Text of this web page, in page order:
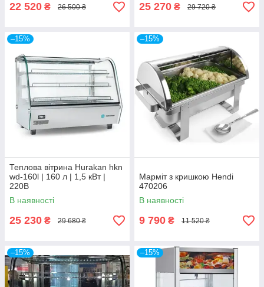
22 520 ₴ 26 500 ₴ 25 270 ₴ 29 720 ₴
–15%
Теплова вітрина Hurakan hkn
wd-160l | 160 л | 1,5 кВт |
220В
В наявності
25 230 ₴ 29 680 ₴
–15%
Марміт з кришкою Hendi
470206
В наявності
9 790 ₴ 11 520 ₴
–15% –15%